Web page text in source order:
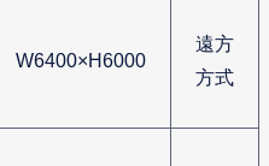
W6400×H6000
遠方
方式